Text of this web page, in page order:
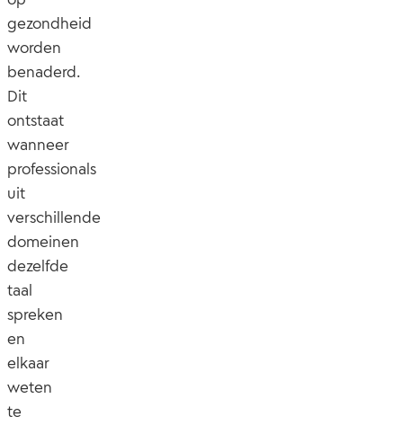
gezondheid
worden
benaderd.
Dit
ontstaat
wanneer
professionals
uit
verschillende
domeinen
dezelfde
taal
spreken
en
elkaar
weten
te